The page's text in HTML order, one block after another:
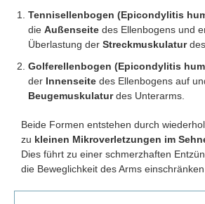
Tennisellenbogen (Epicondylitis
die Außenseite des Ellenbogens und
Überlastung der Streckmuskulatur
Golferellenbogen (Epicondylitis
der Innenseite des Ellenbogens auf
Beugemuskulaturdes Unterarms.
Beide Formen entstehen durch
zu kleinen Mikroverletzungen im
Dies führt zu einer schmerzhaften
die Beweglichkeit des Arms